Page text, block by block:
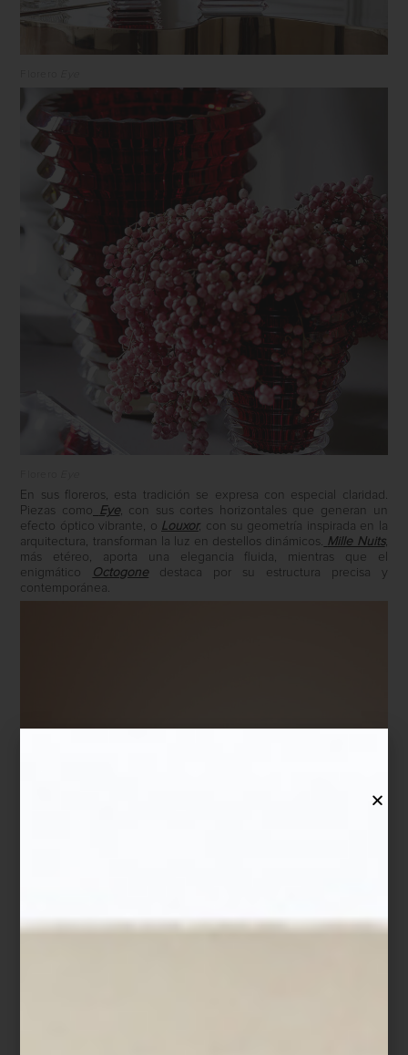
En sus floreros, esta tradición se expresa con especial claridad.
Piezas como
Eye, con sus cortes horizontales que generan un
efecto óptico vibrante, o Louxor, con su geometría inspirada en la
arquitectura, transforman la luz en destellos dinámicos. Mille Nuits,
más etéreo, aporta una elegancia fluida, mientras que el
enigmático
Octogonedestaca por su estructura precisa y
contemporánea.